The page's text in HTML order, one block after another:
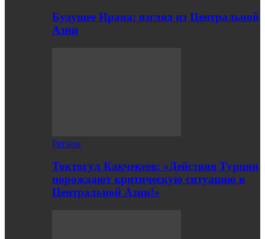
Будущее Ирана: взгляд из Центральной
Азии
Регион
Токтогул Какчекеев: «Действия Турции
порождают критическую ситуацию в
Центральной Азии!»